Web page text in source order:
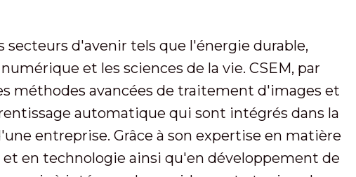
secteurs d'avenir tels que l'énergie durable,
et les sciences de la vie. CSEM, par
méthodes avancées de traitement d'images et
automatique qui sont intégrés dans la
entreprise. Grâce à son expertise en matière
en technologie ainsi qu'en développement de